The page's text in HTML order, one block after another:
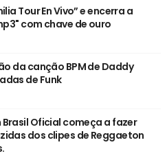
Tour En Vivo” e encerra a
com chave de ouro
da canção BPM de Daddy
de Funk
Oficial começa a fazer
dos clipes de Reggaeton